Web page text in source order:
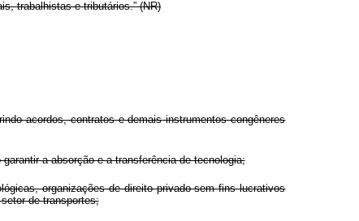
trabalhistas e tributários.” (NR)
acordos, contratos e demais instrumentos congêneres
a absorção e a transferência de tecnologia;
organizações de direito privado sem fins lucrativos
de transportes;